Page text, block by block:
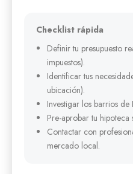
Checklist rápida
Definir tu presupuesto
impuestos).
Identificar tus
ubicación).
Investigar los barrios de
Pre-aprobar tu hipoteca
Contactar con
mercado local.